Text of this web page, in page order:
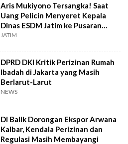
Aris Mukiyono Tersangka! Saat
Uang Pelicin Menyeret Kepala
Dinas ESDM Jatim ke Pusaran
Korupsi
JATIM
DPRD DKI Kritik Perizinan Rumah
Ibadah di Jakarta yang Masih
Berlarut-Larut
NEWS
Di Balik Dorongan Ekspor Arwana
Kalbar, Kendala Perizinan dan
Regulasi Masih Membayangi